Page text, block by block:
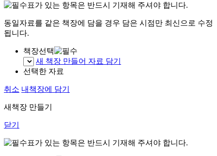
표가 있는 항목은 반드시 기재해 주셔야 합니다.
동일자료를 같은 책장에 담을 경우 담은 시점만 최신으로 수정
됩니다.
책장선택
새 책장 만들어 자료 담기
선택한 자료
취소 내책장에 담기
새책장 만들기
닫기
표가 있는 항목은 반드시 기재해 주셔야 합니다.